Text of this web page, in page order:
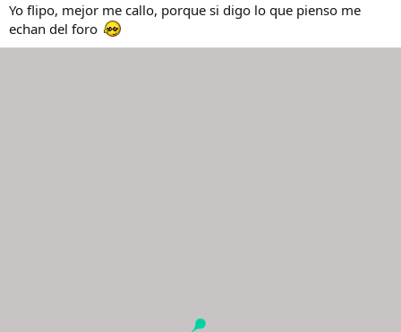
Yo flipo, mejor me callo, porque si digo lo que pienso me
echan del foro